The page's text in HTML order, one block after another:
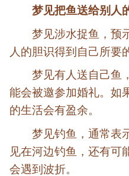
梦见把鱼送给别人
梦见涉水捉鱼，预
人的胆识得到自己所要
梦见有人送自己鱼
能会被邀参加婚礼。如
的生活会有盈余。
梦见钓鱼，通常表
见在河边钓鱼，还有可
会遇到波折。